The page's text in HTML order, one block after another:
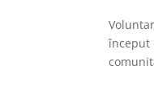
început